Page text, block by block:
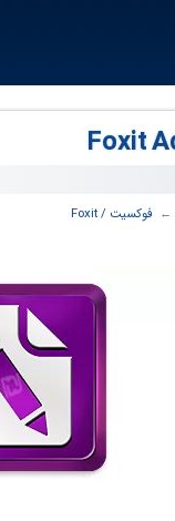
← ‏ فوکسیت / Foxit